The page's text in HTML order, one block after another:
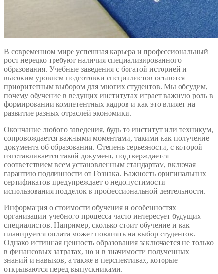
В современном мире успешная карьера и профессиональный
рост нередко требуют наличия специализированного
образования. Учебные заведения с богатой историей и
высоким уровнем подготовки специалистов остаются
приоритетным выбором для многих студентов. Мы обсудим,
почему обучение в ведущих институтах играет важную роль в
формировании компетентных кадров и как это влияет на
развитие разных отраслей экономики.
Окончание любого заведения, будь то институт или техникум,
сопровождается важными моментами, такими как получение
документа об образовании. Степень серьезности, с которой
изготавливается такой документ, подтверждается
соответствием всем установленным стандартам, включая
гарантию подлинности от Гознака. Важность оригинальных
сертификатов предупреждает о недопустимости
использования подделок в профессиональной деятельности.
Информация о стоимости обучения и особенностях
организации учебного процесса часто интересует будущих
специалистов. Например, сколько стоит обучение и как
планируется оплата может повлиять на выбор студентов.
Однако истинная ценность образования заключается не только
в финансовых затратах, но и в значимости полученных
знаний и навыков, а также в перспективах, которые
открываются перед выпускниками.